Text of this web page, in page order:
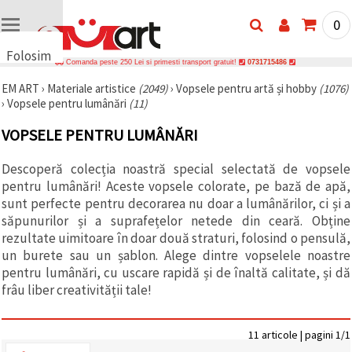
Folosim
uri
🍪 Folosim
și
similare
pentru a
asigura
funcționarea
corectă a
site-ului,
pentru a vă
îmbunătăți
experiența
și, cu
acordul
0
Comanda peste 250 Lei si primesti transport gratuit! 0731715486
EM ART › Materiale artistice (2049)› Vopsele pentru artă și hobby (1076)
› Vopsele pentru lumânări (11)
VOPSELE PENTRU LUMÂNĂRI
Descoperă colecția noastră special selectată de vopsele
pentru lumânări! Aceste vopsele colorate, pe bază de apă,
sunt perfecte pentru decorarea nu doar a lumânărilor, ci și a
săpunurilor și a suprafețelor netede din ceară. Obține
rezultate uimitoare în doar două straturi, folosind o pensulă,
un burete sau un șablon. Alege dintre vopselele noastre
pentru lumânări, cu uscare rapidă și de înaltă calitate, și dă
frâu liber creativității tale!
11 articole | pagini 1/1